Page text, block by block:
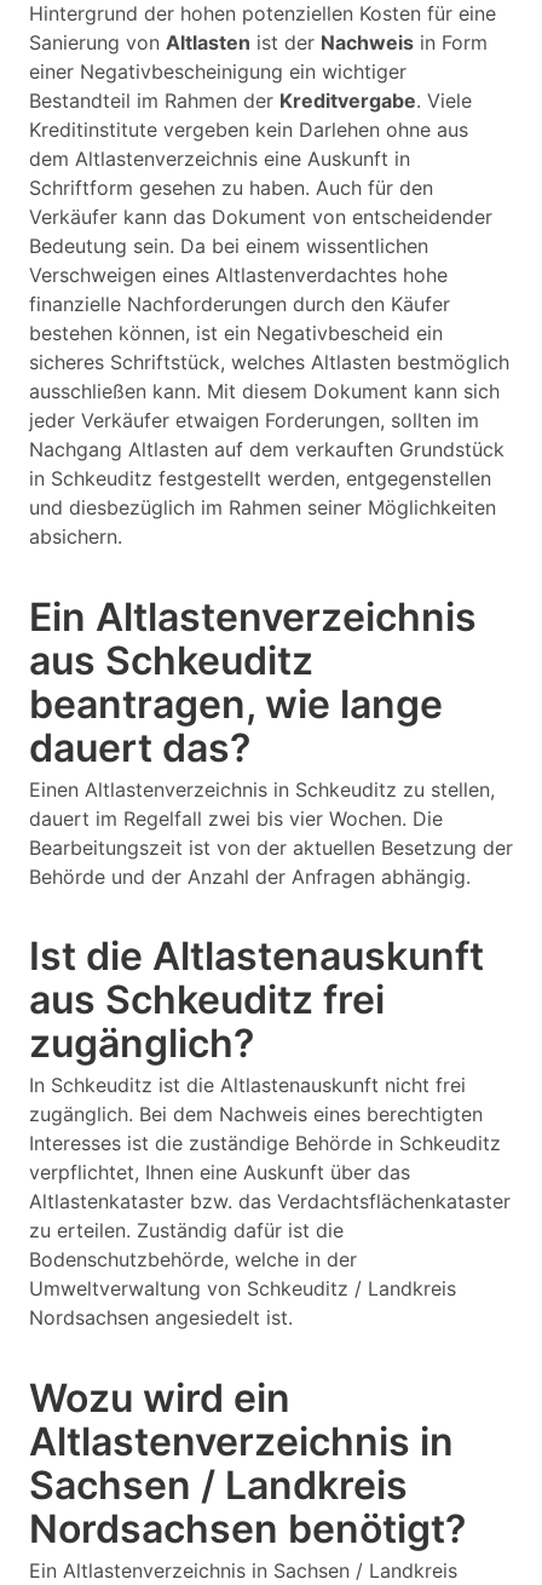
Hintergrund der hohen potenziellen Kosten für eine
Sanierung von Altlasten ist der Nachweis in Form
einer Negativbescheinigung ein wichtiger
Bestandteil im Rahmen der Kreditvergabe. Viele
Kreditinstitute vergeben kein Darlehen ohne aus
dem Altlastenverzeichnis eine Auskunft in
Schriftform gesehen zu haben. Auch für den
Verkäufer kann das Dokument von entscheidender
Bedeutung sein. Da bei einem wissentlichen
Verschweigen eines Altlastenverdachtes hohe
finanzielle Nachforderungen durch den Käufer
bestehen können, ist ein Negativbescheid ein
sicheres Schriftstück, welches Altlasten bestmöglich
ausschließen kann. Mit diesem Dokument kann sich
jeder Verkäufer etwaigen Forderungen, sollten im
Nachgang Altlasten auf dem verkauften Grundstück
in Schkeuditz festgestellt werden, entgegenstellen
und diesbezüglich im Rahmen seiner Möglichkeiten
absichern.
Ein Altlastenverzeichnis
aus Schkeuditz
beantragen, wie lange
dauert das?
Einen Altlastenverzeichnis in Schkeuditz zu stellen,
dauert im Regelfall zwei bis vier Wochen. Die
Bearbeitungszeit ist von der aktuellen Besetzung der
Behörde und der Anzahl der Anfragen abhängig.
Ist die Altlastenauskunft
aus Schkeuditz frei
zugänglich?
In Schkeuditz ist die Altlastenauskunft nicht frei
zugänglich. Bei dem Nachweis eines berechtigten
Interesses ist die zuständige Behörde in Schkeuditz
verpflichtet, Ihnen eine Auskunft über das
Altlastenkataster bzw. das Verdachtsflächenkataster
zu erteilen. Zuständig dafür ist die
Bodenschutzbehörde, welche in der
Umweltverwaltung von Schkeuditz / Landkreis
Nordsachsen angesiedelt ist.
Wozu wird ein
Altlastenverzeichnis in
Sachsen / Landkreis
Nordsachsen benötigt?
Ein Altlastenverzeichnis in Sachsen / Landkreis